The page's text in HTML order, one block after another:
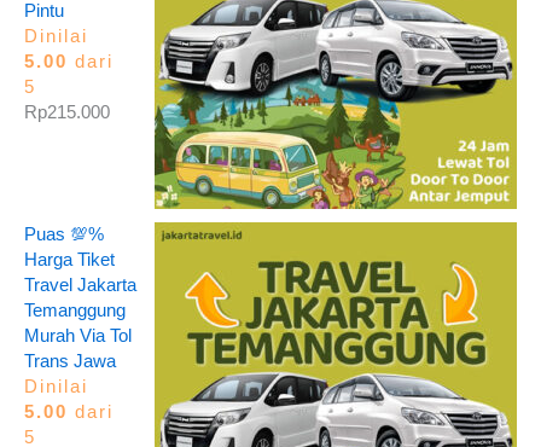
Pintu
Dinilai
5.00 dari
5
Rp215.000
Puas 💯%
Harga Tiket
Travel Jakarta
Temanggung
Murah Via Tol
Trans Jawa
Dinilai
5.00 dari
5